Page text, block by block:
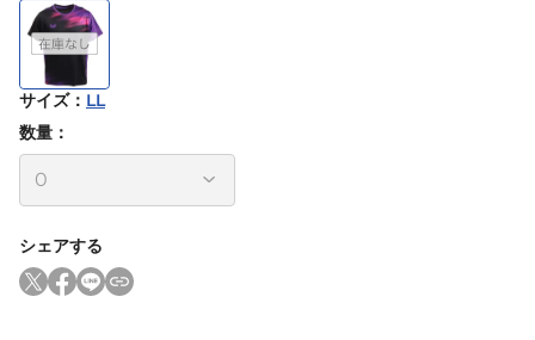
サイズ： LL
数量：
シェアする